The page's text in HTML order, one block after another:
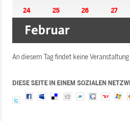
24
25 26 27
An diesem Tag findet keine
DIESE SEITE IN EINEM SOZIALEN